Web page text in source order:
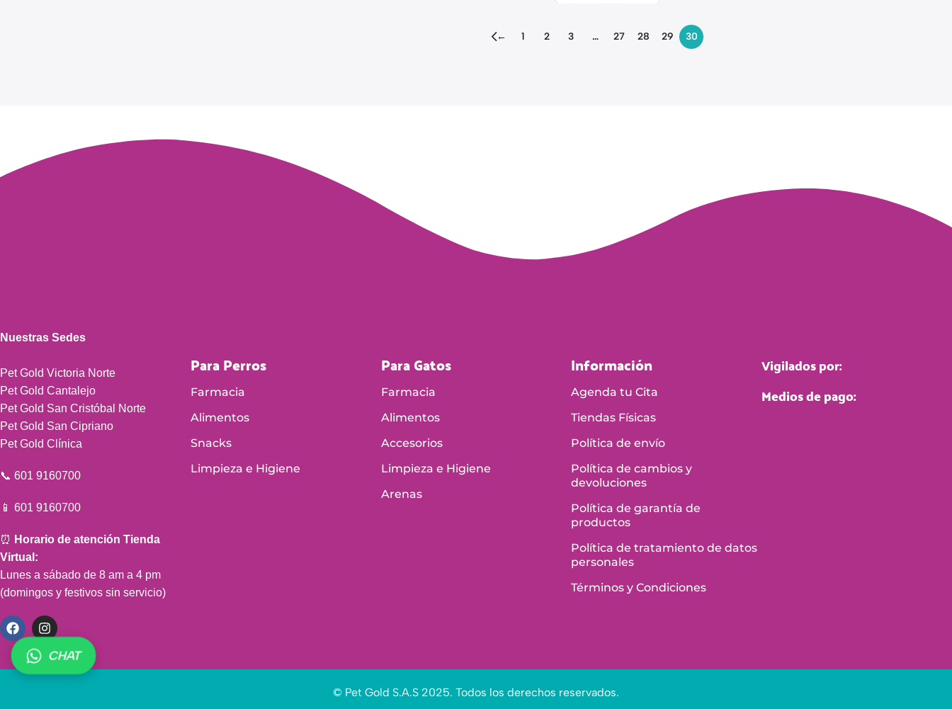
← 1 2 3 … 27 28 29 30
Nuestras Sedes
Pet Gold Victoria Norte
Pet Gold Cantalejo
Pet Gold San Cristóbal Norte
Pet Gold San Cipriano
Pet Gold Clínica
📞 601 9160700
📱 601 9160700
⏰ Horario de atención Tienda
Virtual:
Lunes a sábado de 8 am a 4 pm
(domingos y festivos sin servicio)
Para Perros
Farmacia
Alimentos
Snacks
Limpieza e Higiene
Para Gatos
Farmacia
Alimentos
Accesorios
Limpieza e Higiene
Arenas
Información
Agenda tu Cita
Tiendas Físicas
Política de envío
Política de cambios y
devoluciones
Política de garantía de
productos
Política de tratamiento de datos
personales
Términos y Condiciones
Vigilados por:
Medios de pago:
© Pet Gold S.A.S 2025. Todos los derechos reservados.
CHAT